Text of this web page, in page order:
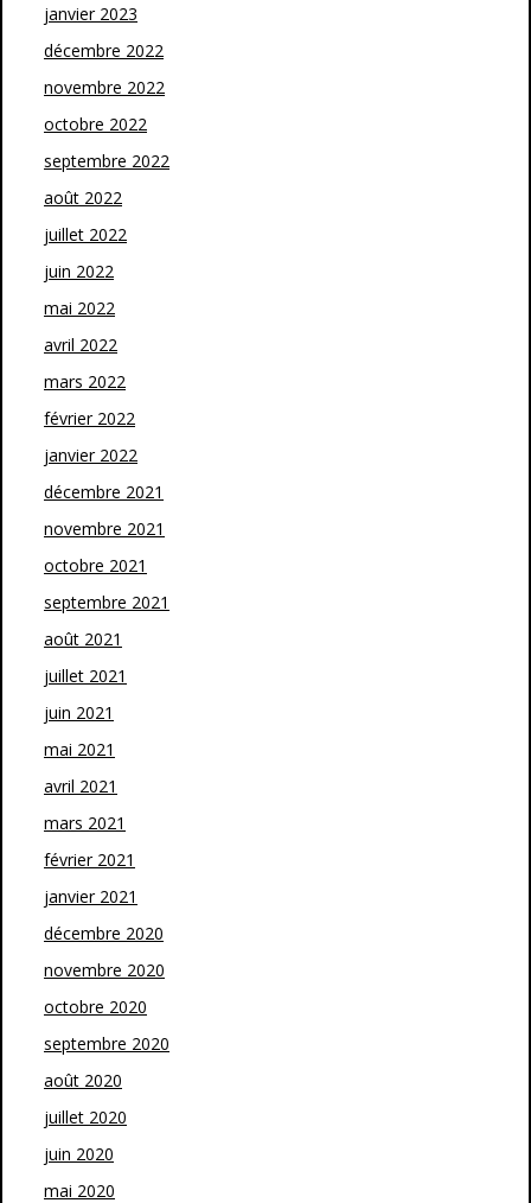
janvier 2023
décembre 2022
novembre 2022
octobre 2022
septembre 2022
août 2022
juillet 2022
juin 2022
mai 2022
avril 2022
mars 2022
février 2022
janvier 2022
décembre 2021
novembre 2021
octobre 2021
septembre 2021
août 2021
juillet 2021
juin 2021
mai 2021
avril 2021
mars 2021
février 2021
janvier 2021
décembre 2020
novembre 2020
octobre 2020
septembre 2020
août 2020
juillet 2020
juin 2020
mai 2020